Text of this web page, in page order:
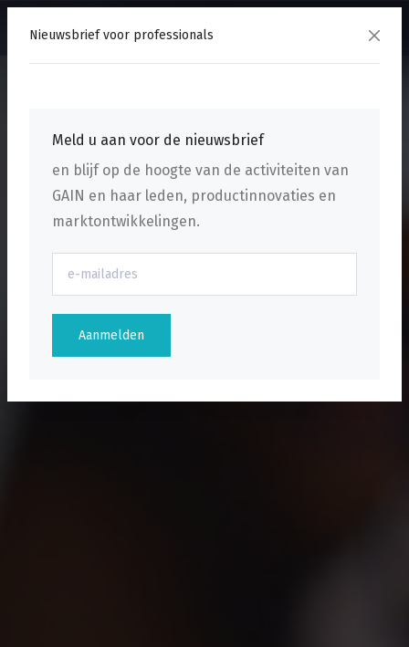
Nieuwsbrief voor professionals
Meld u aan voor de nieuwsbrief
en blijf op de hoogte van de activiteiten van
GAIN en haar leden, productinnovaties en
marktontwikkelingen.